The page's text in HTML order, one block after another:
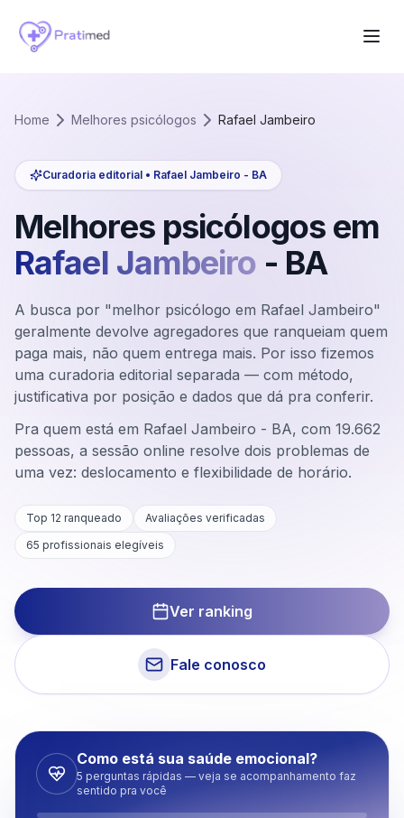
Home Melhores psicólogos Rafael Jambeiro
Curadoria editorial • Rafael Jambeiro - BA
Melhores psicólogos em
Rafael Jambeiro - BA
A busca por "melhor psicólogo em Rafael Jambeiro"
geralmente devolve agregadores que ranqueiam quem
paga mais, não quem entrega mais. Por isso fizemos
uma curadoria editorial separada — com método,
justificativa por posição e dados que dá pra conferir.
Pra quem está em Rafael Jambeiro - BA, com 19.662
pessoas, a sessão online resolve dois problemas de
uma vez: deslocamento e flexibilidade de horário.
Top 12 ranqueado
Avaliações verificadas
65 profissionais elegíveis
Ver ranking
Fale conosco
Como está sua saúde emocional?
5 perguntas rápidas — veja se acompanhamento faz
sentido pra você